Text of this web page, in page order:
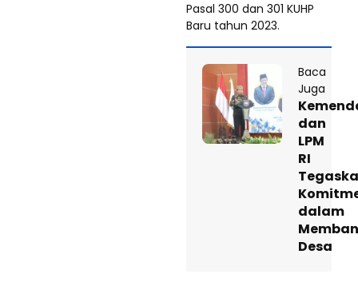
Pasal 300 dan 301 KUHP
Baru tahun 2023.
Baca
Juga
dan
LPM
RI
dalam
Desa